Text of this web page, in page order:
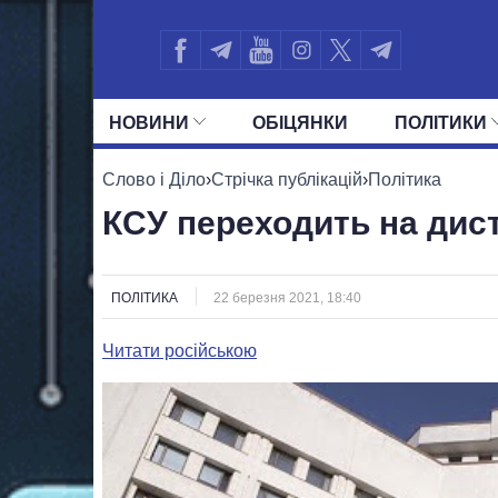
НОВИНИ ОБIЦЯНКИ ПОЛIТИКИ
УСІ ПОЛІТИКИ ПРЕЗИДЕНТ І ОФІС
Слово і Діло›Стрічка публікацій›Політика
КСУ переходить на
ПОЛІТИКА 22 березня 2021, 18:40
Читати російською